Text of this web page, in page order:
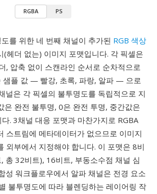
RGBA PS
를 위한 네 번째 채널이 추가된 RGB 색상
(헤더 없는) 이미지 포맷입니다. 각 픽셀은
, 압축 없이 스캔라인 순서로 순차적으로
샘플 값 — 빨강, 초록, 파랑, 알파 — 으로
널은 각 픽셀의 불투명도를 독립적으로 지
완전 불투명, 0은 완전 투명, 중간값은
. 3채널 대응 포맷과 마찬가지로 RGBA
스트림에 메타데이터가 없으므로 이미지
외부에서 지정해야 합니다. 이 포맷은 8비
총 32비트), 16비트, 부동소수점 채널 심
성 워크플로우에서 알파 채널은 전경 요소
불투명도에 따라 블렌딩하는 레이어링 작